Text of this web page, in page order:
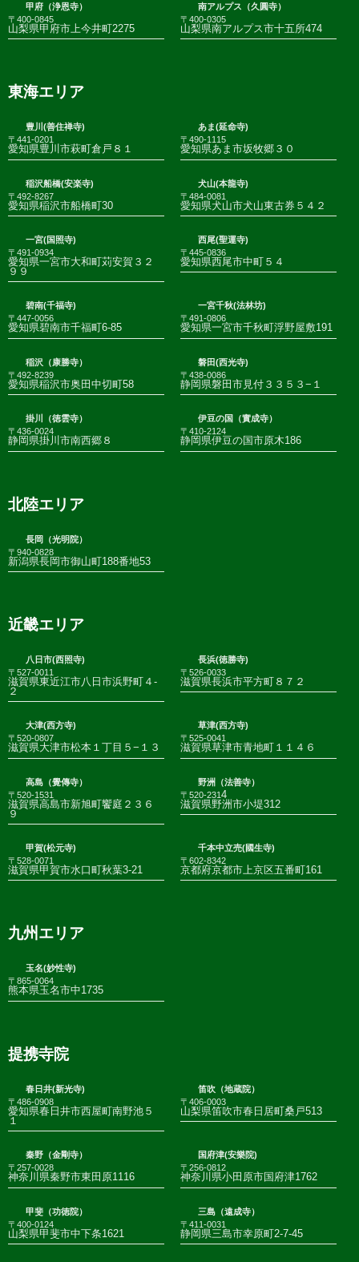
甲府（浄恩寺）
〒400-0845
山梨県甲府市上今井町2275
南アルプス（久圓寺）
〒400-0305
山梨県南アルプス市十五所474
東海エリア
豊川(善住禅寺)
〒441-0201
愛知県豊川市萩町倉戸８１
あま(延命寺)
〒490-1115
愛知県あま市坂牧郷３０
稲沢船橋(安楽寺)
〒492-8267
愛知県稲沢市船橋町30
犬山(本龍寺)
〒484-0081
愛知県犬山市犬山東古券５４２
一宮(国照寺)
〒491-0934
愛知県一宮市大和町苅安賀３２
９９
西尾(聖運寺)
〒445-0836
愛知県西尾市中町５４
碧南(千福寺)
〒447-0056
愛知県碧南市千福町6-85
一宮千秋(法林坊)
〒491-0806
愛知県一宮市千秋町浮野屋敷191
稲沢（康勝寺）
〒492-8239
愛知県稲沢市奥田中切町58
磐田(西光寺)
〒438-0086
静岡県磐田市見付３３５３−１
掛川（徳雲寺）
〒436-0024
静岡県掛川市南西郷８
伊豆の国（實成寺）
〒410-2124
静岡県伊豆の国市原木186
北陸エリア
長岡（光明院）
〒940-0828
新潟県長岡市御山町188番地53
近畿エリア
八日市(西照寺)
〒527-0011
滋賀県東近江市八日市浜野町４-
２
長浜(徳勝寺)
〒526-0033
滋賀県長浜市平方町８７２
大津(西方寺)
〒520-0807
滋賀県大津市松本１丁目５−１３
草津(西方寺)
〒525-0041
滋賀県草津市青地町１１４６
高島（覺傳寺）
〒520-1531
滋賀県高島市新旭町饗庭２３６
９
野洲（法善寺）
〒520-2314
滋賀県野洲市小堤312
甲賀(松元寺)
〒528-0071
滋賀県甲賀市水口町秋葉3-21
千本中立売(國生寺)
〒602-8342
京都府京都市上京区五番町161
九州エリア
玉名(妙性寺)
〒865-0064
熊本県玉名市中1735
提携寺院
春日井(新光寺)
〒486-0908
愛知県春日井市西屋町南野池５
１
笛吹（地蔵院）
〒406-0003
山梨県笛吹市春日居町桑戸513
秦野（金剛寺）
〒257-0028
神奈川県秦野市東田原1116
国府津(安樂院)
〒256-0812
神奈川県小田原市国府津1762
甲斐（功徳院）
〒400-0124
山梨県甲斐市中下条1621
三島（遠成寺）
〒411-0031
静岡県三島市幸原町2-7-45